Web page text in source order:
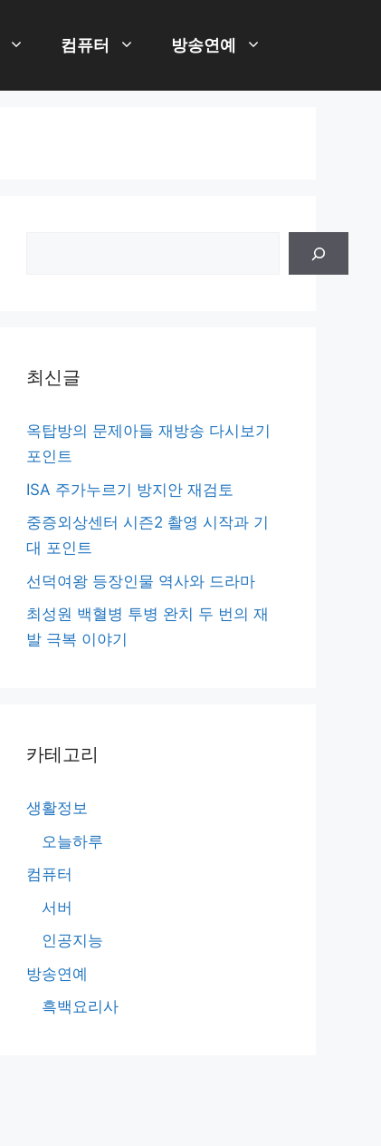
컴퓨터 방송연예
최신글
옥탑방의 문제아들 재방송 다시보기
포인트
ISA 주가누르기 방지안 재검토
중증외상센터 시즌2 촬영 시작과 기
대 포인트
선덕여왕 등장인물 역사와 드라마
최성원 백혈병 투병 완치 두 번의 재
발 극복 이야기
카테고리
생활정보
오늘하루
컴퓨터
서버
인공지능
방송연예
흑백요리사